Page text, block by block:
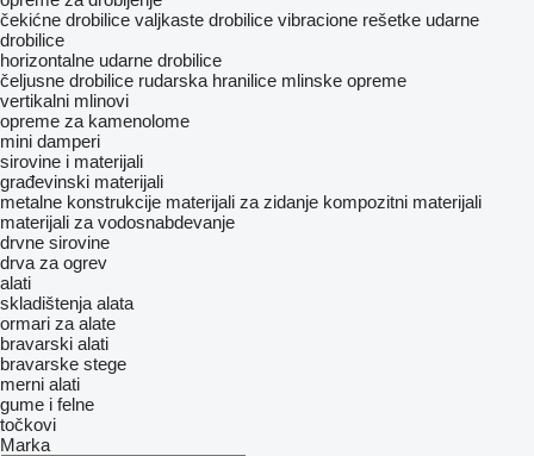
čekićne drobilice valjkaste drobilice vibracione rešetke udarne
drobilice
horizontalne udarne drobilice
čeljusne drobilice rudarska hranilice mlinske opreme
vertikalni mlinovi
opreme za kamenolome
mini damperi
sirovine i materijali
građevinski materijali
metalne konstrukcije materijali za zidanje kompozitni materijali
materijali za vodosnabdevanje
drvne sirovine
drva za ogrev
alati
skladištenja alata
ormari za alate
bravarski alati
bravarske stege
merni alati
gume i felne
točkovi
Marka